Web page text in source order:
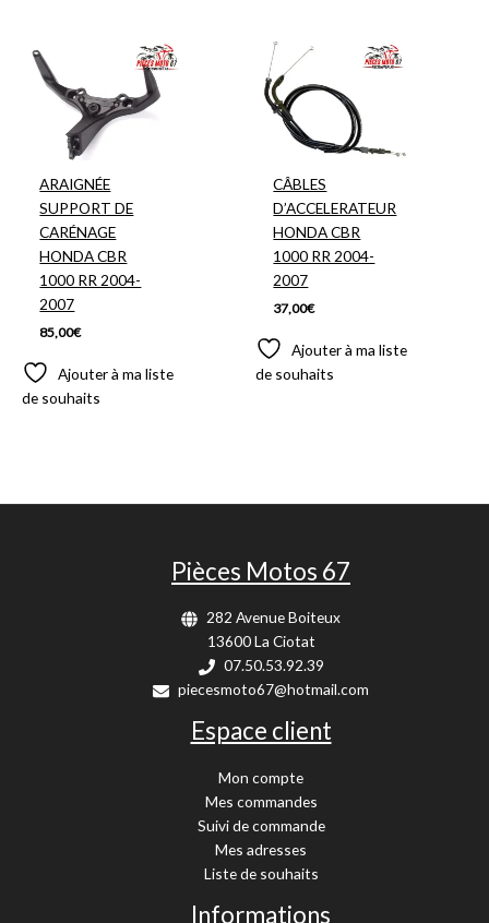
ARAIGNÉE
SUPPORT DE
CARÉNAGE
HONDA CBR
1000 RR 2004-
2007
85,00€
Ajouter à ma liste
de souhaits
CÂBLES
D’ACCELERATEUR
HONDA CBR
1000 RR 2004-
2007
37,00€
Ajouter à ma liste
de souhaits
Pièces Motos 67
282 Avenue Boiteux
13600 La Ciotat
07.50.53.92.39
piecesmoto67@hotmail.com
Espace client
Mon compte
Mes commandes
Suivi de commande
Mes adresses
Liste de souhaits
Informations